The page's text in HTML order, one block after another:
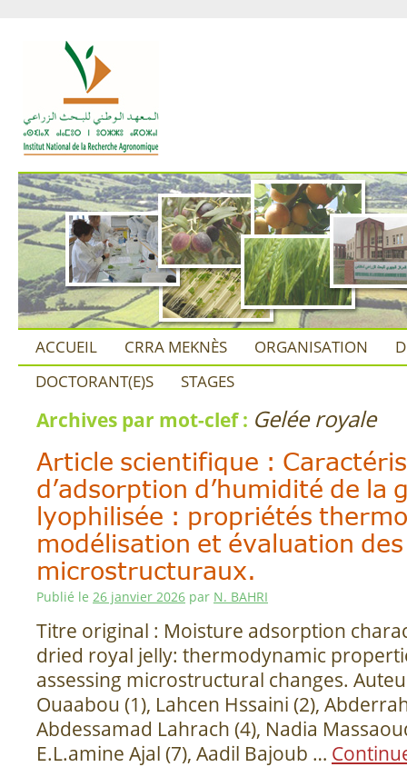
ACCUEIL CRRA MEKNÈS ORGANISATION
DOCTORANT(E)S
STAGES
Archives par mot-clef : Gelée royale
Article scientifique :
d’adsorption d’humidité de la
lyophilisée : propriétés
modélisation et évaluation
microstructuraux.
Publié le 26 janvier 2026 par N. BAHRI
Titre original : Moisture adsorption
dried royal jelly: thermodynamic
assessing microstructural changes.
Ouaabou (1), Lahcen Hssaini (2),
Abdessamad Lahrach (4), Nadia
E.L.amine Ajal (7), Aadil Bajoub …